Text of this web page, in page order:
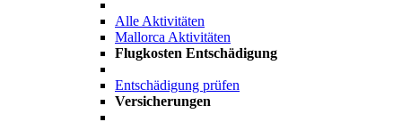
Alle Aktivitäten
Mallorca Aktivitäten
Flugkosten Entschädigung
Entschädigung prüfen
Versicherungen